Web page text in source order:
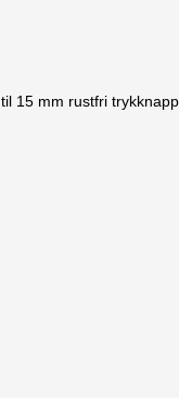
15 mm rustfri